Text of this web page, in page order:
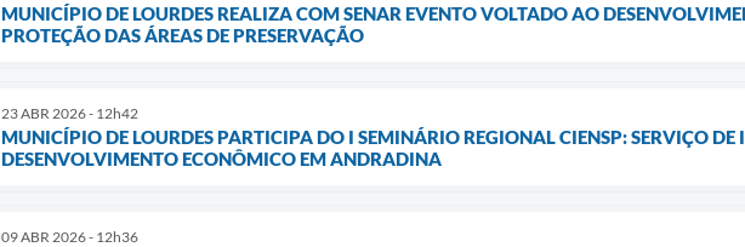
MUNICÍPIO DE LOURDES REALIZA COM SENAR EVENTO VOLTADO AO
PROTEÇÃO DAS ÁREAS DE PRESERVAÇÃO
23 ABR 2026 - 12h42
MUNICÍPIO DE LOURDES PARTICIPA DO I SEMINÁRIO REGIONAL CIENSP: SERVIÇO
DESENVOLVIMENTO ECONÔMICO EM ANDRADINA
09 ABR 2026 - 12h36